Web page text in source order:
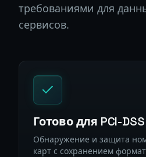
требованиями для
сервисов.
Готово для PCI-DSS
Обнаружение и защита
карт с сохранением